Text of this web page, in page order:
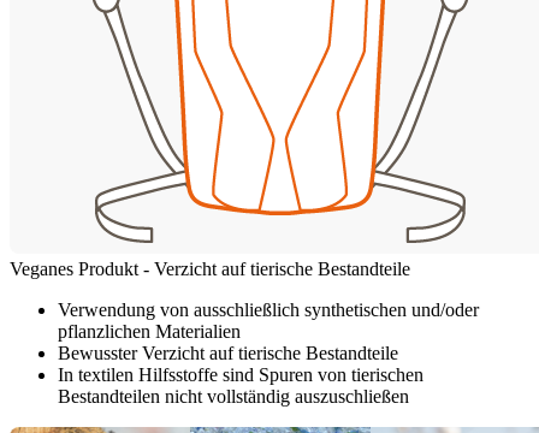
Veganes Produkt - Verzicht auf tierische Bestandteile
Verwendung von ausschließlich synthetischen und/oder
pflanzlichen Materialien
Bewusster Verzicht auf tierische Bestandteile
In textilen Hilfsstoffe sind Spuren von tierischen
Bestandteilen nicht vollständig auszuschließen